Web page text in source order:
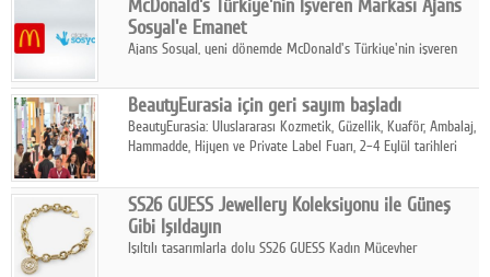
tamamladı.
McDonald's Türkiye'nin İşveren Markası Ajans
Sosyal'e Emanet
Ajans Sosyal, yeni dönemde McDonald's Türkiye'nin işveren
BeautyEurasia için geri sayım başladı
BeautyEurasia: Uluslararası Kozmetik, Güzellik, Kuaför, Ambalaj,
Hammadde, Hijyen ve Private Label Fuarı, 2–4 Eylül tarihleri
SS26 GUESS Jewellery Koleksiyonu ile Güneş
Gibi Işıldayın
Işıltılı tasarımlarla dolu SS26 GUESS Kadın Mücevher